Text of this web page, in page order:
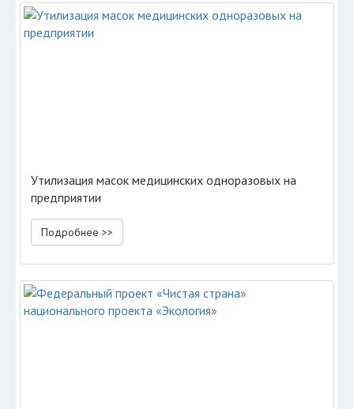
Утилизация масок медицинских одноразовых на
предприятии
Подробнее >>